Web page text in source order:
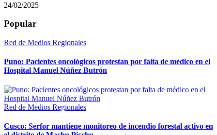
24/02/2025
Popular
Red de Medios Regionales
Puno: Pacientes oncológicos protestan por falta de médico en el
Hospital Manuel Núñez Butrón
Red de Medios Regionales
Cusco: Serfor mantiene monitoreo de incendio forestal activo en